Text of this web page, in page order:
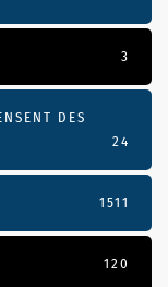
3
DES
24
1511
120